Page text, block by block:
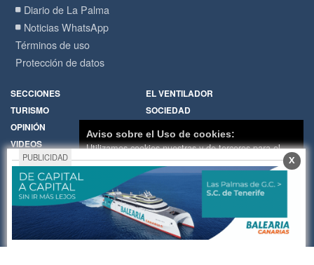
Diario de La Palma
Noticias WhatsApp
Términos de uso
Protección de datos
SECCIONES
EL VENTILADOR
TURISMO
SOCIEDAD
OPINIÓN
VIDEOS
RADIO
Política de Cookies
Hemeroteca
Encuestas
Cartas de los lectores
Fotos de los lectores
Galerías de imágenes
Temas de actualidad
Principios Editoriales
Nosotros
Publicidad
PUBLICIDAD X
Aviso sobre el Uso de cookies:
Utilizamos cookies nuestras y de terceros para el
funcionamiento del digital. Puedes consultar la lista
de cookies y como desconectarlas.Ver nuestra
Política de Privacidad y Cookies
Aceptar Cookies
Personalizar